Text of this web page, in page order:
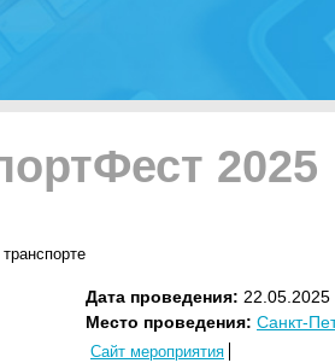
2025
Дата проведения:
Место проведения: Санкт-
Сайт мероприятия